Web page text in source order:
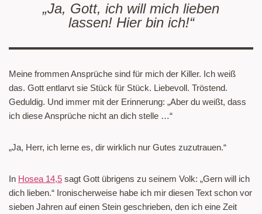
„Ja, Gott, ich will mich lieben
lassen! Hier bin ich!“
Meine frommen Ansprüche sind für mich der Killer. Ich weiß
das. Gott entlarvt sie Stück für Stück. Liebevoll. Tröstend.
Geduldig. Und immer mit der Erinnerung: „Aber du weißt, dass
ich diese Ansprüche nicht an dich stelle …“
„Ja, Herr, ich lerne es, dir wirklich nur Gutes zuzutrauen.“
In Hosea 14,5 sagt Gott übrigens zu seinem Volk: „Gern will ich
dich lieben.“ Ironischerweise habe ich mir diesen Text schon vor
sieben Jahren auf einen Stein geschrieben, den ich eine Zeit